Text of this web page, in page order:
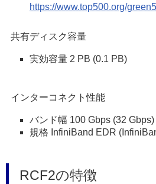
https://www.top500.org/
共有ディスク容量
実効容量 2 PB (0.1 PB)
インターコネクト性能
バンド幅 100 Gbps (32 Gbps)
規格 InfiniBand EDR
RCF2の特徴